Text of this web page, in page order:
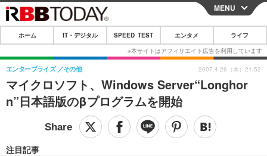
CLOSE
ホーム
IT・デジタル
IT・デジタルTOP スマートフォン
ショッピング その他
SPEED TEST
エンタメTOP 映画・ドラマ
MENU
ホーム IT・デジタル SPEED TEST エンタメ ライフ
マイクロソフト、Windows Server“Longhor
n”日本語版のβプログラムを開始
エンタープライズ その他
注目記事
2007.4.26（木）21:52